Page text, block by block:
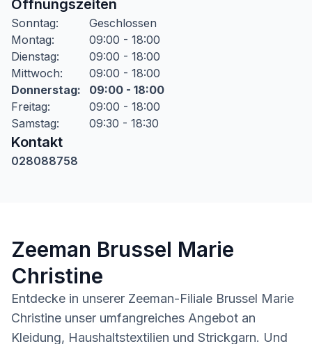
Öffnungszeiten
Sonntag:
Geschlossen
Montag:
09:00 - 18:00
Dienstag:
09:00 - 18:00
Mittwoch:
09:00 - 18:00
Donnerstag:
09:00 - 18:00
Freitag:
09:00 - 18:00
Samstag: 09:30 - 18:30
Kontakt
028088758
Zeeman Brussel Marie
Christine
Entdecke in unserer Zeeman-Filiale Brussel Marie
Christine unser umfangreiches Angebot an
Kleidung, Haushaltstextilien und Strickgarn. Und